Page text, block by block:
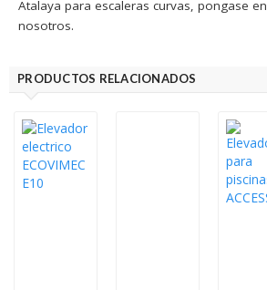
Atalaya para escaleras curvas, pongase en
nosotros.
PRODUCTOS RELACIONADOS